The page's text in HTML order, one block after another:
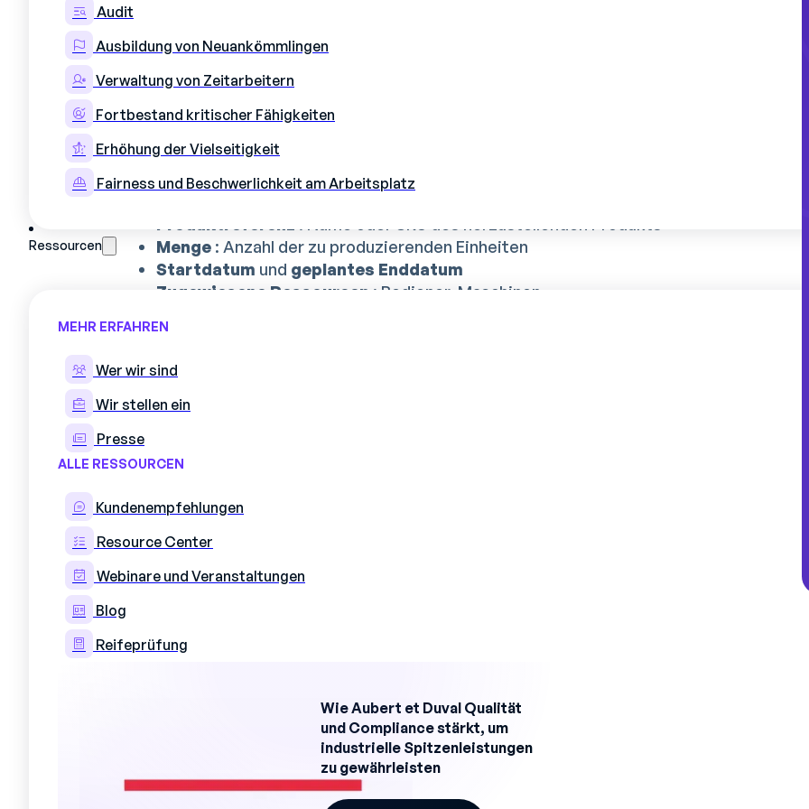
Audit
Ausbildung von Neuankömmlingen
Verwaltung von Zeitarbeitern
Fortbestand kritischer Fähigkeiten
Erhöhung der Vielseitigkeit
Fairness und Beschwerlichkeit am Arbeitsplatz
Ressourcen
MEHR ERFAHREN
Wer wir sind
Wir stellen ein
Presse
ALLE RESSOURCEN
Kundenempfehlungen
Resource Center
Webinare und Veranstaltungen
Blog
Reifeprüfung
Wie Aubert et Duval Qualität
und Compliance stärkt, um
industrielle Spitzenleistungen
zu gewährleisten
wie man einen funktionalen Produktionsplan erstellt. Diese Methode eignet sich
leistungsfähigeren Tool übergeht.
Schritt 1 – Spalten definieren
Eine effiziente Excel-Produktionsplanung basiert auf gut strukturierten Spalten.
Hier sind die unverzichtbaren Elemente:
Menge: Anzahl der zu produzierenden Einheiten
Startdatum und geplantes Enddatum
Zugewiesene Ressourcen : Bediener, Maschinen
Das Gantt-Diagramm ist nach wie vor die effektivste Visualisierung für die
Erstellen Sie eine Zeile pro Fertigungsauftrag.
Verwenden Sie die bedingte Formatierung, um die Zellen, die dem
Produktionszeitraum entsprechen, einzufärben.
Unterscheiden Sie Teams oder Maschinen optisch anhand ihrer Farbe.
Formeln automatisieren sich wiederholende Berechnungen:
: =SUMME.WENN zum Summieren der Stunden pro Gerät
: =WENN(HEUTE()>END_DATE; »Verspätet»; »OK»)
Achtung: Je mehr Formeln Sie hinzufügen, desto größer und anfälliger wird die
Datei.